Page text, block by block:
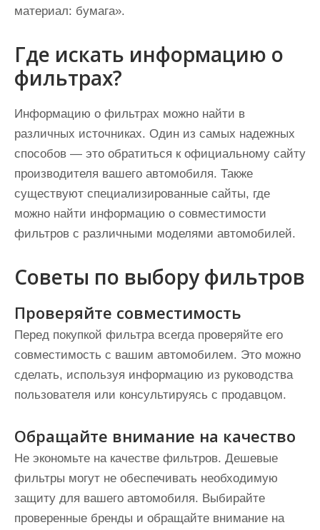
материал: бумага».
Где искать информацию о
фильтрах?
Информацию о фильтрах можно найти в
различных источниках. Один из самых надежных
способов — это обратиться к официальному сайту
производителя вашего автомобиля. Также
существуют специализированные сайты, где
можно найти информацию о совместимости
фильтров с различными моделями автомобилей.
Советы по выбору фильтров
Проверяйте совместимость
Перед покупкой фильтра всегда проверяйте его
совместимость с вашим автомобилем. Это можно
сделать, используя информацию из руководства
пользователя или консультируясь с продавцом.
Обращайте внимание на качество
Не экономьте на качестве фильтров. Дешевые
фильтры могут не обеспечивать необходимую
защиту для вашего автомобиля. Выбирайте
проверенные бренды и обращайте внимание на